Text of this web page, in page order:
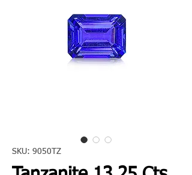
SKU: 9050TZ